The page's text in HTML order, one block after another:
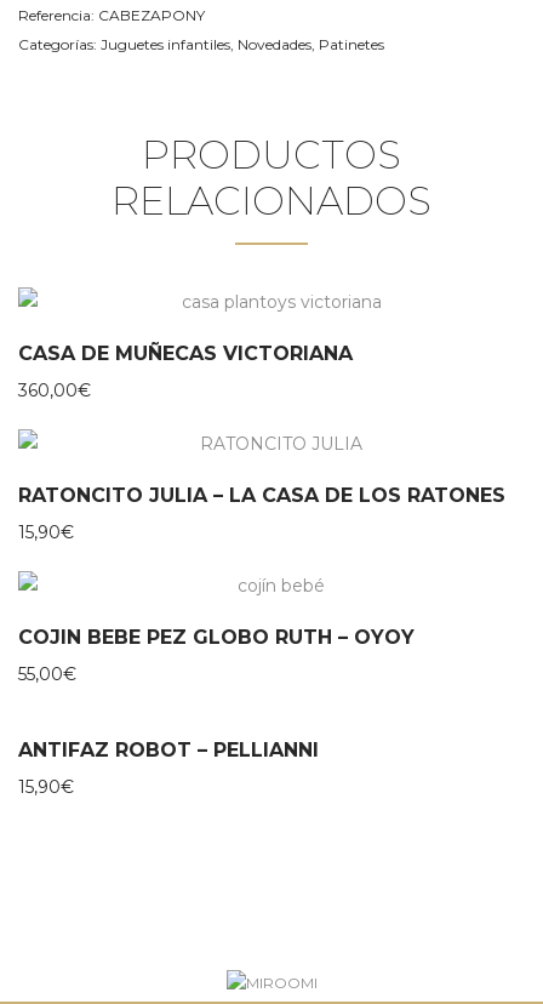
Referencia: CABEZAPONY
Categorías: Juguetes infantiles Novedades Patinetes
PRODUCTOS
RELACIONADOS
CASA DE MUÑECAS VICTORIANA
360,00€
RATONCITO JULIA – LA CASA DE LOS RATONES
15,90€
COJIN BEBE PEZ GLOBO RUTH – OYOY
55,00€
ANTIFAZ ROBOT – PELLIANNI
15,90€